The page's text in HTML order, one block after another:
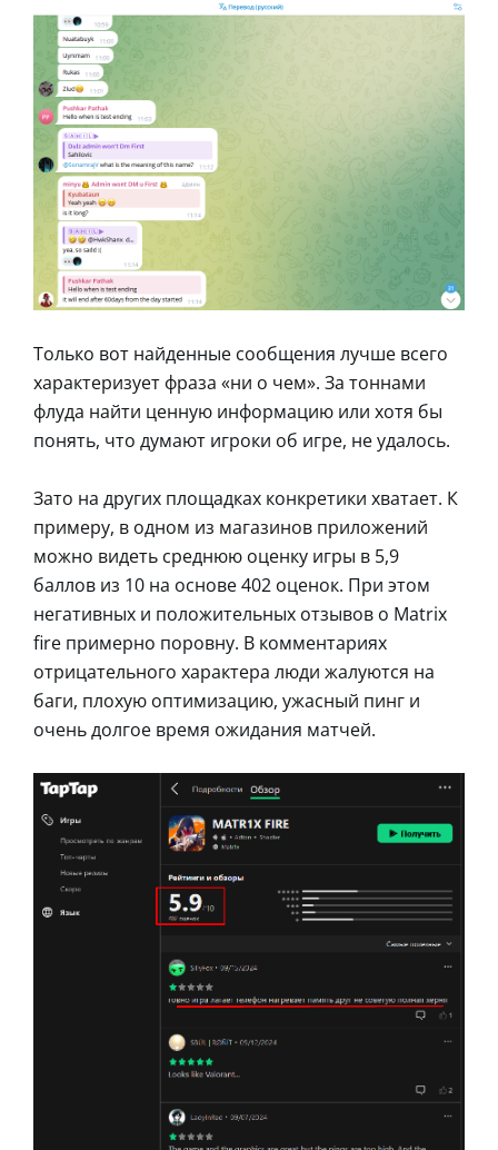
Только вот найденные сообщения лучше всего
характеризует фраза «ни о чем». За тоннами
флуда найти ценную информацию или хотя бы
понять, что думают игроки об игре, не удалось.
Зато на других площадках конкретики хватает. К
примеру, в одном из магазинов приложений
можно видеть среднюю оценку игры в 5,9
баллов из 10 на основе 402 оценок. При этом
негативных и положительных отзывов о Matrix
fire примерно поровну. В комментариях
отрицательного характера люди жалуются на
баги, плохую оптимизацию, ужасный пинг и
очень долгое время ожидания матчей.